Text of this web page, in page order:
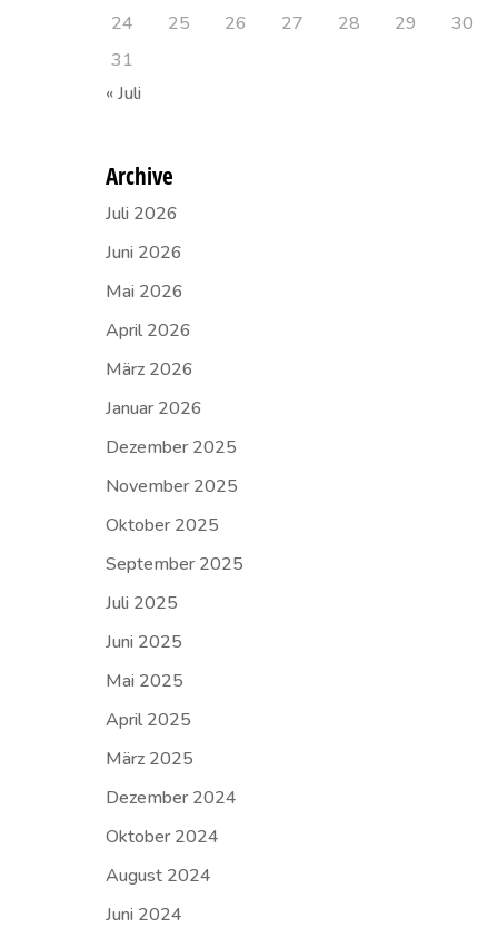
24
25 26 27 28 29
30
31
« Juli
Archive
Juli 2026
Juni 2026
Mai 2026
April 2026
März 2026
Januar 2026
Dezember 2025
November 2025
Oktober 2025
September 2025
Juli 2025
Juni 2025
Mai 2025
April 2025
März 2025
Dezember 2024
Oktober 2024
August 2024
Juni 2024